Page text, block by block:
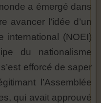
a émergé dans
avancer l’idée d’un
international (NOEI)
du nationalisme
efforcé de saper
l’Assemblée
qui avait approuvé